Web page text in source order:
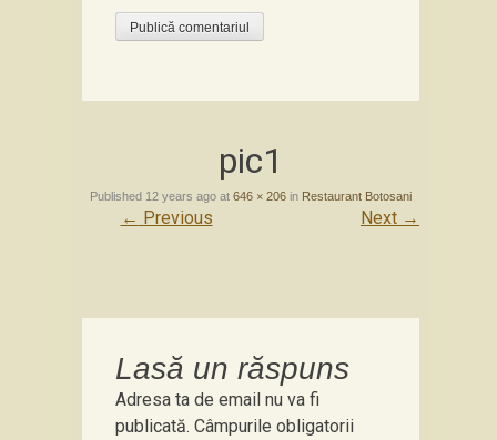
pic1
Published 12 years ago at 646 × 206 in Restaurant Botosani
← Previous Next →
Lasă un răspuns
Adresa ta de email nu va fi
publicată. Câmpurile obligatorii